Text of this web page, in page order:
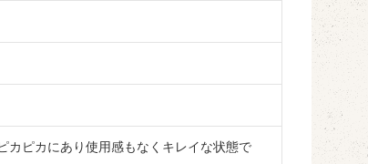
カピカにあり使用感もなくキレイな状態で